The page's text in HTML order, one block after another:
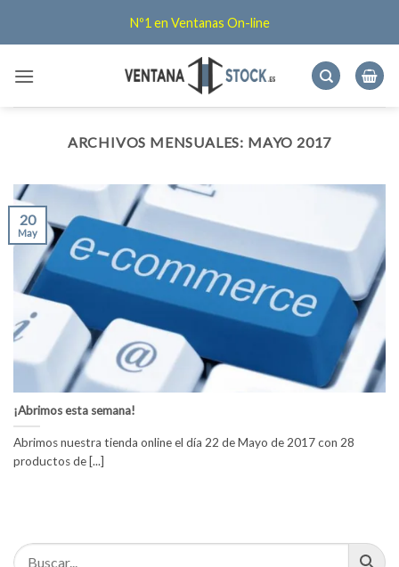
Nº1 en Ventanas On-line
ARCHIVOS MENSUALES: MAYO 2017
¡Abrimos esta semana!
Abrimos nuestra tienda online el día 22 de Mayo de 2017 con 28
productos de [...]
20
May